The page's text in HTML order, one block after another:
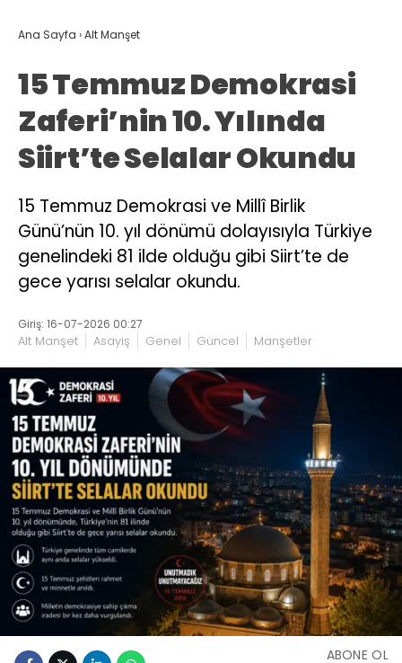
Ana Sayfa ›Alt Manşet
15 Temmuz Demokrasi
Zaferi’nin 10. Yılında
Siirt’te Selalar Okundu
15 Temmuz Demokrasi ve Millî Birlik
Günü’nün 10. yıl dönümü dolayısıyla Türkiye
genelindeki 81 ilde olduğu gibi Siirt’te de
gece yarısı selalar okundu.
Giriş: 16-07-2026 00:27
Alt Manşet Asayiş Genel Güncel Manşetler
ABONE OL